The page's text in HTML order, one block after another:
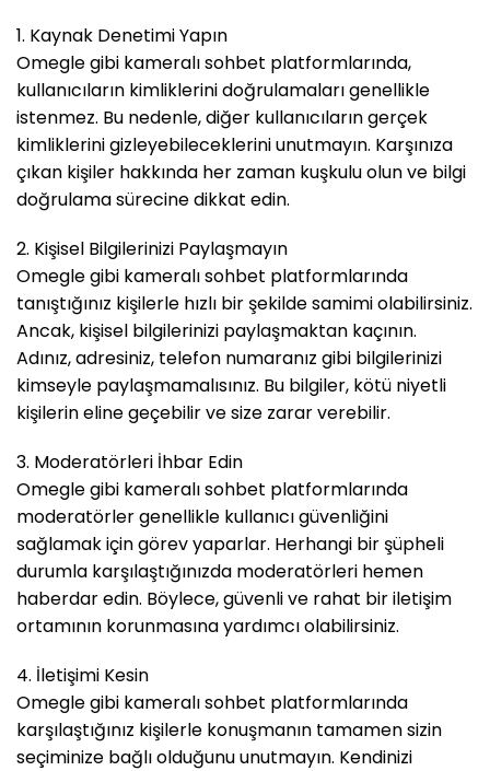
1. Kaynak Denetimi Yapın
Omegle gibi kameralı sohbet platformlarında,
kullanıcıların kimliklerini doğrulamaları genellikle
istenmez. Bu nedenle, diğer kullanıcıların gerçek
kimliklerini gizleyebileceklerini unutmayın. Karşınıza
çıkan kişiler hakkında her zaman kuşkulu olun ve bilgi
doğrulama sürecine dikkat edin.
2. Kişisel Bilgilerinizi Paylaşmayın
Omegle gibi kameralı sohbet platformlarında
tanıştığınız kişilerle hızlı bir şekilde samimi olabilirsiniz.
Ancak, kişisel bilgilerinizi paylaşmaktan kaçının.
Adınız, adresiniz, telefon numaranız gibi bilgilerinizi
kimseyle paylaşmamalısınız. Bu bilgiler, kötü niyetli
kişilerin eline geçebilir ve size zarar verebilir.
3. Moderatörleri İhbar Edin
Omegle gibi kameralı sohbet platformlarında
moderatörler genellikle kullanıcı güvenliğini
sağlamak için görev yaparlar. Herhangi bir şüpheli
durumla karşılaştığınızda moderatörleri hemen
haberdar edin. Böylece, güvenli ve rahat bir iletişim
ortamının korunmasına yardımcı olabilirsiniz.
4. İletişimi Kesin
Omegle gibi kameralı sohbet platformlarında
karşılaştığınız kişilerle konuşmanın tamamen sizin
seçiminize bağlı olduğunu unutmayın. Kendinizi